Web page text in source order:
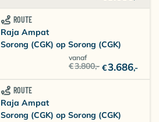
ROUTE
Raja Ampat
Sorong (CGK) op Sorong (CGK)
vanaf
€3.686,-
€3.800,-
ROUTE
Raja Ampat
Sorong (CGK) op Sorong (CGK)